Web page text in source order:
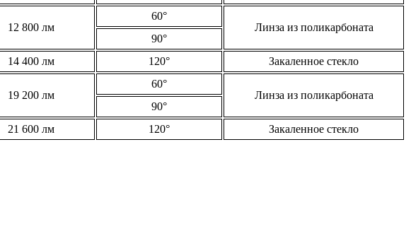
12 800 лм
60°
Линза из поликарбоната
90°
14 400 лм 120°
Закаленное стекло
19 200 лм
60°
Линза из поликарбоната
90°
21 600 лм 120° Закаленное стекло